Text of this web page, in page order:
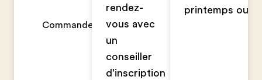
Commander maintenant
rendez-
vous avec
un
conseiller
d'inscription
printemps ou à